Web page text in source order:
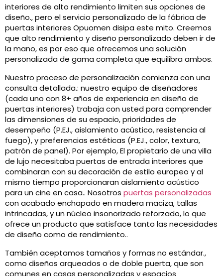
interiores de alto rendimiento limiten sus opciones de
diseño., pero el servicio personalizado de la fábrica de
puertas interiores Opuomen disipa este mito. Creemos
que alto rendimiento y diseño personalizado deben ir de
la mano, es por eso que ofrecemos una solución
personalizada de gama completa que equilibra ambos.
Nuestro proceso de personalización comienza con una
consulta detallada.: nuestro equipo de diseñadores
(cada uno con 8+ años de experiencia en diseño de
puertas interiores) trabaja con usted para comprender
las dimensiones de su espacio, prioridades de
desempeño (P.EJ., aislamiento acústico, resistencia al
fuego), y preferencias estéticas (P.EJ., color, textura,
patrón de panel). Por ejemplo, El propietario de una villa
de lujo necesitaba puertas de entrada interiores que
combinaran con su decoración de estilo europeo y al
mismo tiempo proporcionaran aislamiento acústico
para un cine en casa.. Nosotros puertas personalizadas
con acabado enchapado en madera maciza, tallas
intrincadas, y un núcleo insonorizado reforzado, lo que
ofrece un producto que satisface tanto las necesidades
de diseño como de rendimiento..
También aceptamos tamaños y formas no estándar.,
como diseños arqueados o de doble puerta, que son
comunes en casas personalizadas y espacios